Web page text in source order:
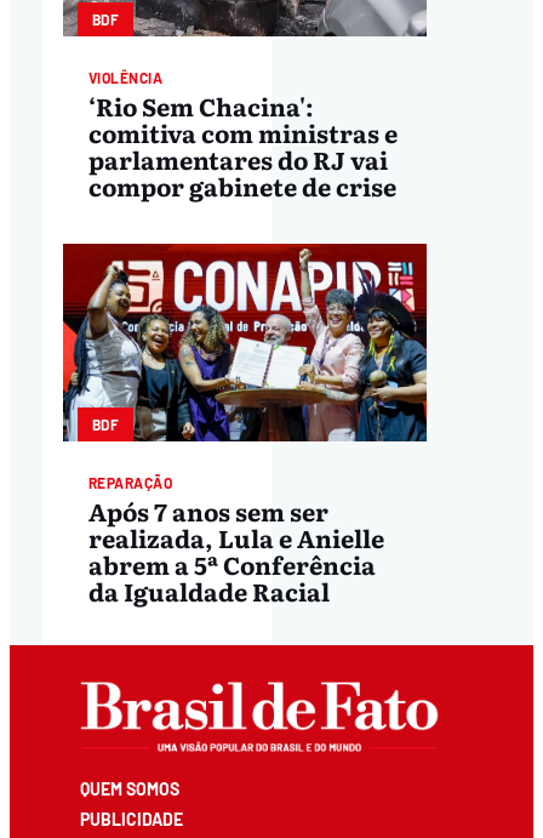
BDF
VIOLÊNCIA
‘Rio Sem Chacina':
comitiva com ministras e
parlamentares do RJ vai
compor gabinete de crise
BDF
REPARAÇÃO
Após 7 anos sem ser
realizada, Lula e Anielle
abrem a 5ª Conferência
da Igualdade Racial
QUEM SOMOS
PUBLICIDADE